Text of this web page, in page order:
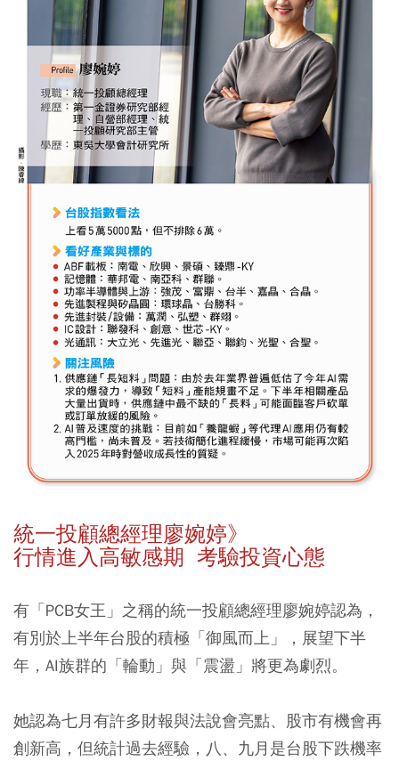
統一投顧總經理廖婉婷》
行情進入高敏感期 考驗投資心態
有「PCB女王」之稱的統一投顧總經理廖婉婷認為，
有別於上半年台股的積極「御風而上」，展望下半
年，AI族群的「輪動」與「震盪」將更為劇烈。
她認為七月有許多財報與法說會亮點、股市有機會再
創新高，但統計過去經驗，八、九月是台股下跌機率